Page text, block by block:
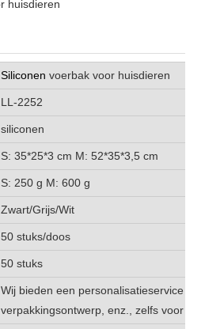
Siliconen voerbak voor huisdieren
LL-2252
siliconen
S: 35*25*3 cm M: 52*35*3,5 cm
S: 250 g M: 600 g
Zwart/Grijs/Wit
50 stuks/doos
50 stuks
Wij bieden een personalisatieservice
verpakkingsontwerp, enz., zelfs voor